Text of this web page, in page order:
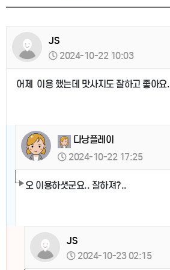
JS
2024-10-22 10:03
어제 이용 했는데 맛사지도 잘하고 좋아요.
다낭플레이
2024-10-22 17:25
오 이용하셧군요.. 잘하져?..
JS
2024-10-23 02:15